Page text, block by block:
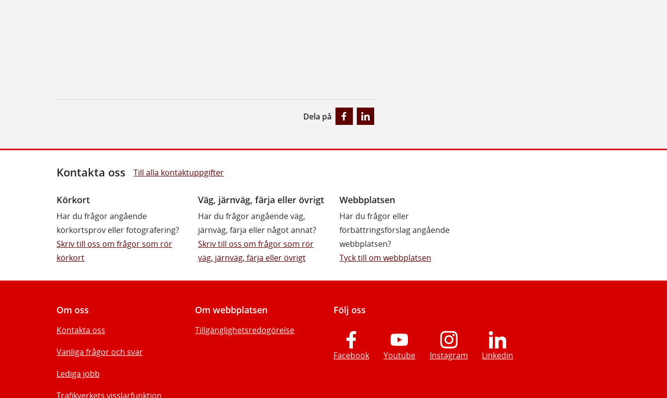
Dela på
Kontakta oss Till alla kontaktuppgifter
Körkort
Har du frågor angående
körkortsprov eller fotografering?
Skriv till oss om frågor som rör
körkort
Väg, järnväg, färja eller övrigt
Har du frågor angående väg,
järnväg, färja eller något annat?
Skriv till oss om frågor som rör
väg, järnväg, färja eller övrigt
Webbplatsen
Har du frågor eller
förbättringsförslag angående
webbplatsen?
Tyck till om webbplatsen
Om oss
Kontakta oss
Vanliga frågor och svar
Lediga jobb
Trafikverkets visslarfunktion
Om webbplatsen
Tillgänglighetsredogörelse
Följ oss
Facebook Youtube Instagram Linkedin